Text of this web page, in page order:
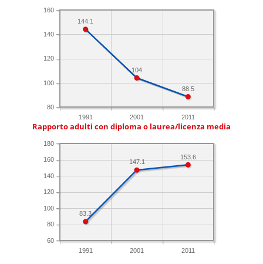
1991 2001 2011
80
100
120
140
160
88.5
104
144.1
Rapporto adulti con diploma o laurea/licenza media
1991 2001 2011
60
80
100
120
140
160
180
153.6
147.1
83.3